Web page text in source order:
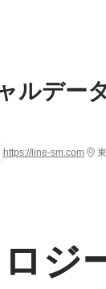
ルデー
https://line-sm.com
ジ